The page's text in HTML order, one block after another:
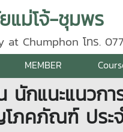
แม่โจ้-ชุมพร
at Chumphon โทร.
MEMBER
กแนะแนวก
โภคภัณฑ์ ประ